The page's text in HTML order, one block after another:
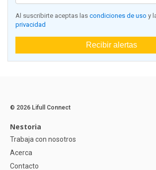
Al suscribirte aceptas las condiciones de uso y
privacidad
Recibir alertas
© 2026 Lifull Connect
Nestoria
Trabaja con nosotros
Acerca
Contacto